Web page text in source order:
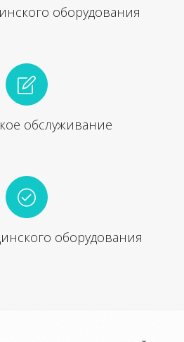
оборудования
обслуживание
оборудования